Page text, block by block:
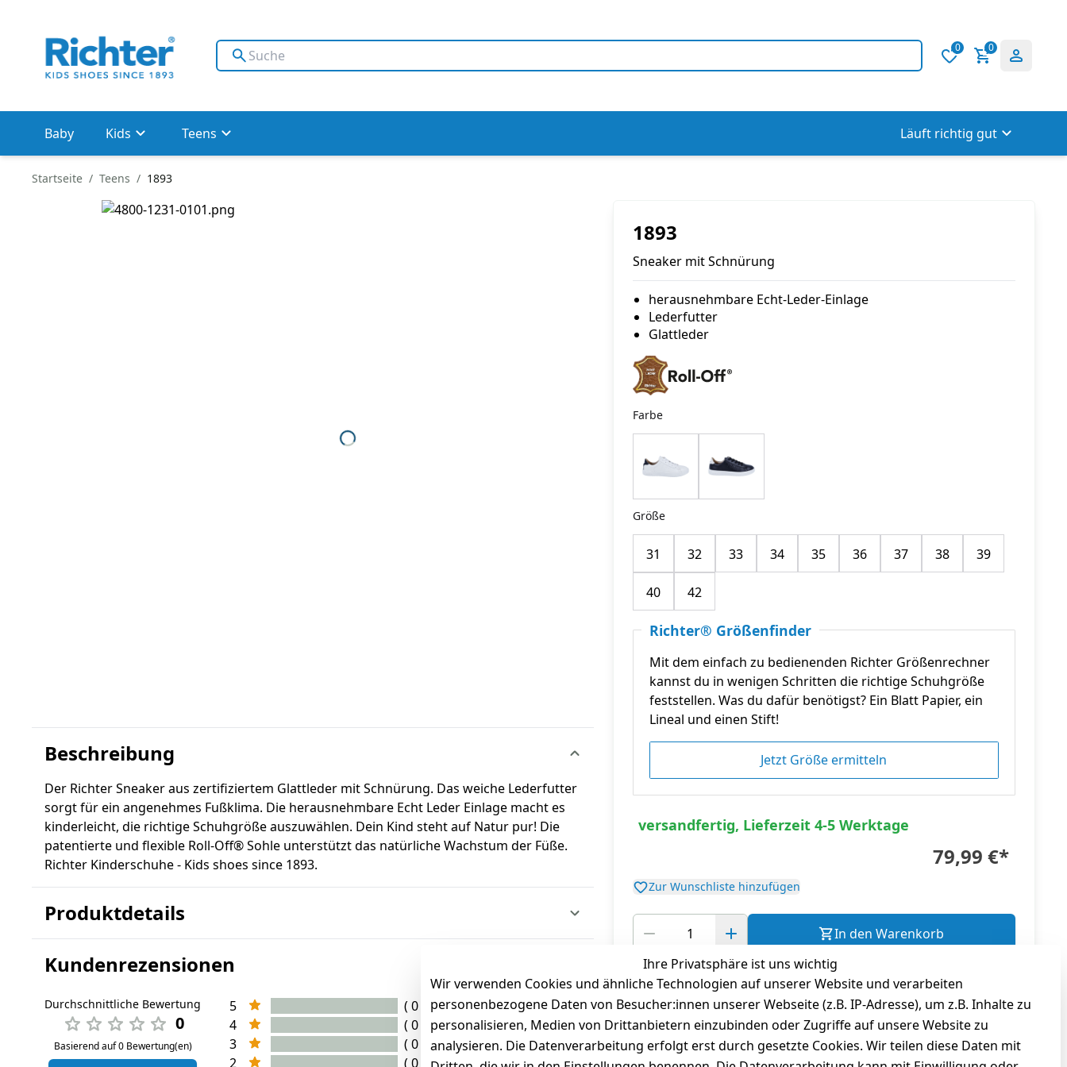
0 0
Baby Kids Teens Läuft richtig gut
Startseite Teens 1893
1893
Sneaker mit Schnürung
herausnehmbare Echt-Leder-Einlage
Lederfutter
Glattleder
Farbe
Größe
31 32 33 34 35 36 37 38 39
40 42
Richter® Größenfinder
Mit dem einfach zu bedienenden Richter Größenrechner
kannst du in wenigen Schritten die richtige Schuhgröße
feststellen. Was du dafür benötigst? Ein Blatt Papier, ein
Lineal und einen Stift!
Jetzt Größe ermitteln
versandfertig, Lieferzeit 4-5 Werktage
79,99 €*
Zur Wunschliste hinzufügen
In den Warenkorb
inkl. ges. MwStzzgl. Versandkosten
Beschreibung
Der Richter Sneaker aus zertifiziertem Glattleder mit Schnürung. Das weiche Lederfutter
sorgt für ein angenehmes Fußklima. Die herausnehmbare Echt Leder Einlage macht es
kinderleicht, die richtige Schuhgröße auszuwählen. Dein Kind steht auf Natur pur! Die
patentierte und flexible Roll-Off® Sohle unterstützt das natürliche Wachstum der Füße.
Richter Kinderschuhe - Kids shoes since 1893.
Produktdetails
Kundenrezensionen
Durchschnittliche Bewertung
0
Basierend auf 0 Bewertung(en)
5
( 0 )
4
( 0 )
3
( 0 )
2
( 0 )
Ihre Privatsphäre ist uns wichtig
Wir verwenden Cookies und ähnliche Technologien auf unserer Website und verarbeiten
personenbezogene Daten von Besucher:innen unserer Webseite (z.B. IP-Adresse), um z.B. Inhalte zu
personalisieren, Medien von Drittanbietern einzubinden oder Zugriffe auf unsere Website zu
analysieren. Die Datenverarbeitung erfolgt erst durch gesetzte Cookies. Wir teilen diese Daten mit